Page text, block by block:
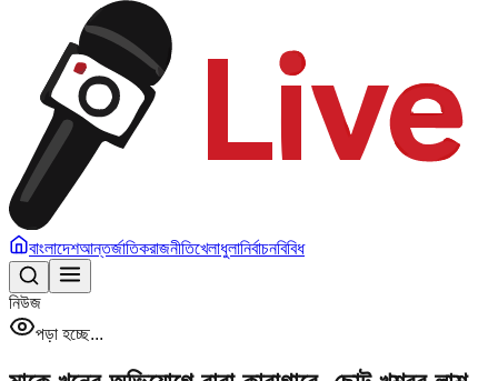
বাংলাদেশআন্তর্জাতিকরাজনীতিখেলাধুলানির্বাচনবিবিধ
নিউজ
পড়া হচ্ছে...